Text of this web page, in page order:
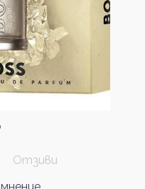
Отзиви